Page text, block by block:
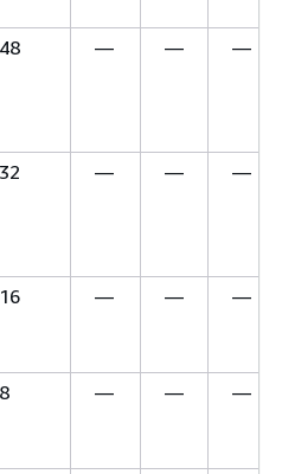
48 — — —
32 — — —
16 — — —
8 — — —